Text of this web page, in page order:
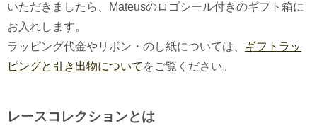
いただきましたら、Mateusのロゴシール付きのギフト箱に
お入れします。
ラッピング代金やリボン・のし紙については、 ギフトラッ
ピングと引き出物について をご覧ください。
レースコレクションとは